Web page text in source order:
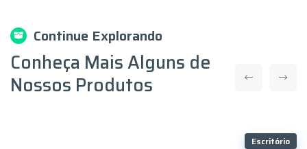
Continue Explorando
Conheça Mais Alguns de
Nossos Produtos
Escritório